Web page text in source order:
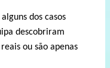
dos casos
descobriram
ou são apenas